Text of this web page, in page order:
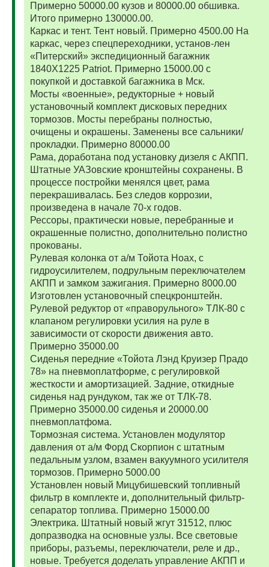
Примерно 50000.00 кузов и 80000.00 обшивка.
Итого примерно 130000.00.
Каркас и тент. Тент новый. Примерно 4500.00 На
каркас, через спецпереходники, установ-лен
«Питерский» экспедиционный багажник
1840Х1225 Patriot. Примерно 15000.00 с
покупкой и доставкой багажника в Мск.
Мосты «военные», редукторные + новый
установочный комплект дисковых передних
тормозов. Мосты перебраны полностью,
очищены и окрашены. Заменены все сальники/
прокладки. Примерно 80000.00
Рама, доработана под установку дизеля с АКПП.
Штатные УАЗовские кронштейны сохранены. В
процессе постройки менялся цвет, рама
перекрашивалась. Без следов коррозии,
произведена в начале 70-х годов.
Рессоры, практически новые, перебранные и
окрашенные полистно, дополнительно полистно
прокованы.
Рулевая колонка от а/м Тойота Ноах, с
гидроусилителем, подрульным переключателем
АКПП и замком зажигания. Примерно 8000.00
Изготовлен установочный спецкронштейн.
Рулевой редуктор от «праворульного» ТЛК-80 с
клапаном регулировки усилия на руле в
зависимости от скорости движения авто.
Примерно 35000.00
Сиденья передние «Тойота Лэнд Круизер Прадо
78» на пневмоплатформе, с регулировкой
жесткости и амортизацией. Задние, откидные
сиденья над рундуком, так же от ТЛК-78.
Примерно 35000.00 сиденья и 20000.00
пневмоплатфома.
Тормозная система. Установлен модулятор
давления от а/м Форд Скорпион с штатным
педальным узлом, взамен вакуумного усилителя
тормозов. Примерно 5000.00
Установлен новый Мицубишевский топливный
фильтр в комплекте и, дополнительный фильтр-
сепаратор топлива. Примерно 15000.00
Электрика. Штатный новый жгут 31512, плюс
допразводка на основные узлы. Все световые
приборы, разъемы, переключатели, реле и др.,
новые. Требуется доделать управление АКПП и